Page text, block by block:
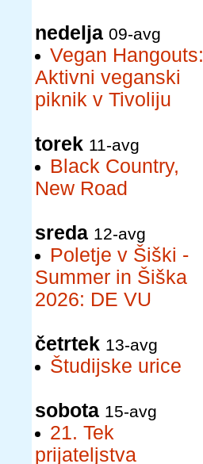
nedelja 09-avg
Vegan Hangouts:
Aktivni veganski
piknik v Tivoliju
torek 11-avg
Black Country,
New Road
sreda 12-avg
Poletje v Šiški -
Summer in Šiška
2026: DE VU
četrtek 13-avg
Študijske urice
sobota 15-avg
21. Tek
prijateljstva